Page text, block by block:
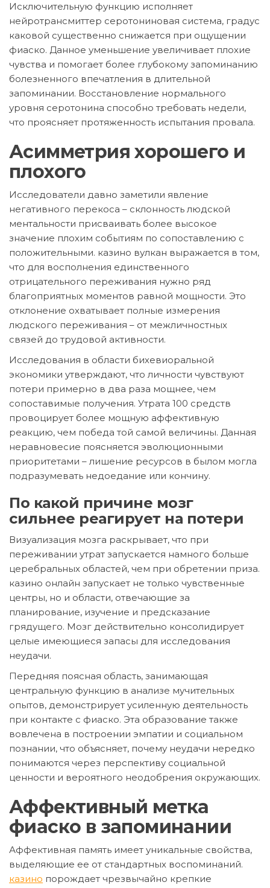
Исключительную функцию исполняет
нейротрансмиттер серотониновая система, градус
каковой существенно снижается при ощущении
фиаско. Данное уменьшение увеличивает плохие
чувства и помогает более глубокому запоминанию
болезненного впечатления в длительной
запоминании. Восстановление нормального
уровня серотонина способно требовать недели,
что проясняет протяженность испытания провала.
Асимметрия хорошего и
плохого
Исследователи давно заметили явление
негативного перекоса – склонность людской
ментальности присваивать более высокое
значение плохим событиям по сопоставлению с
положительными. казино вулкан выражается в том,
что для восполнения единственного
отрицательного переживания нужно ряд
благоприятных моментов равной мощности. Это
отклонение охватывает полные измерения
людского переживания – от межличностных
связей до трудовой активности.
Исследования в области бихевиоральной
экономики утверждают, что личности чувствуют
потери примерно в два раза мощнее, чем
сопоставимые получения. Утрата 100 средств
провоцирует более мощную аффективную
реакцию, чем победа той самой величины. Данная
неравновесие поясняется эволюционными
приоритетами – лишение ресурсов в былом могла
подразумевать недоедание или кончину.
По какой причине мозг
сильнее реагирует на потери
Визуализация мозга раскрывает, что при
переживании утрат запускается намного больше
церебральных областей, чем при обретении приза.
казино онлайн запускает не только чувственные
центры, но и области, отвечающие за
планирование, изучение и предсказание
грядущего. Мозг действительно консолидирует
целые имеющиеся запасы для исследования
неудачи.
Передняя поясная область, занимающая
центральную функцию в анализе мучительных
опытов, демонстрирует усиленную деятельность
при контакте с фиаско. Эта образование также
вовлечена в построении эмпатии и социальном
познании, что объясняет, почему неудачи нередко
понимаются через перспективу социальной
ценности и вероятного неодобрения окружающих.
Аффективный метка
фиаско в запоминании
Аффективная память имеет уникальные свойства,
выделяющие ее от стандартных воспоминаний.
казино порождает чрезвычайно крепкие